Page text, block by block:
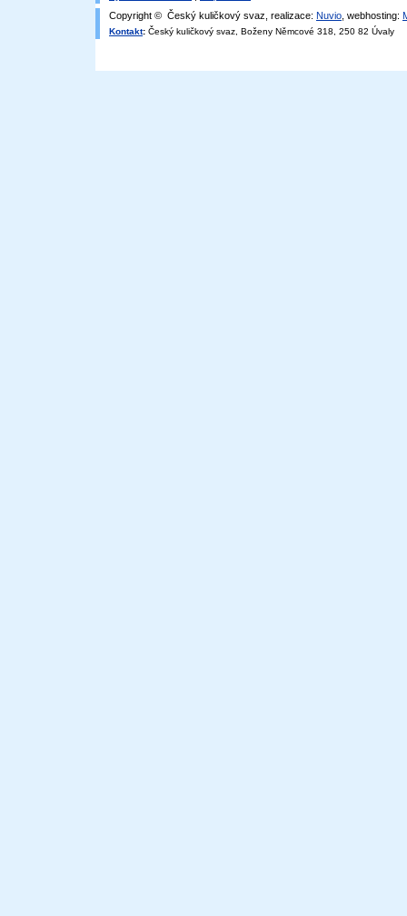
Copyright © Český kuličkový svaz, realizace: Nuvio , webhosting:
Kontakt: Český kuličkový svaz, Boženy Němcové 318, 250 82 Úvaly